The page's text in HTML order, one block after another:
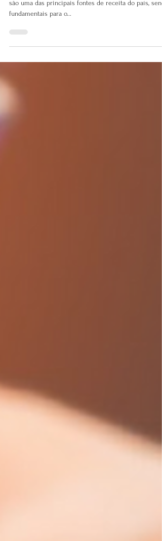
Nos Estados Unidos, os impostos sobre a propriedade
fundamentais para o...